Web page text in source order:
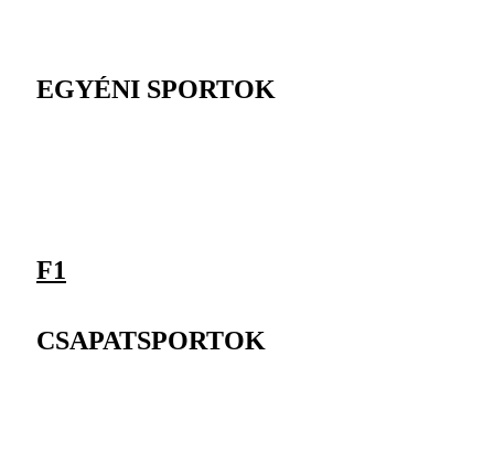
EGYÉNI SPORTOK
F1
CSAPATSPORTOK